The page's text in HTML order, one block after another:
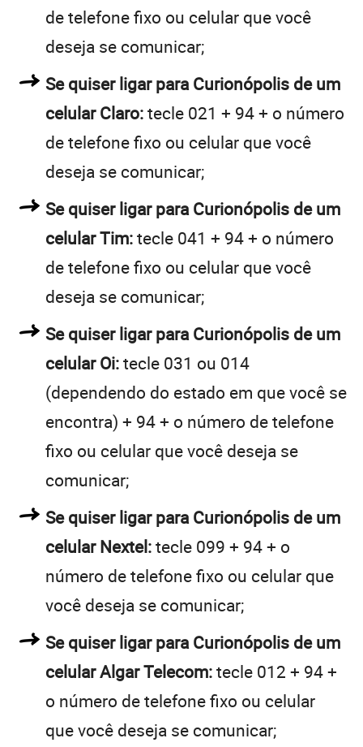
de telefone fixo ou celular que você
deseja se comunicar;
Se quiser ligar para Curionópolis de um
celular Claro:tecle 021 + 94 + o número
de telefone fixo ou celular que você
deseja se comunicar;
Se quiser ligar para Curionópolis de um
celular Tim:tecle 041 + 94 + o número
de telefone fixo ou celular que você
deseja se comunicar;
Se quiser ligar para Curionópolis de um
celular Oi:tecle 031 ou 014
(dependendo do estado em que você se
encontra) + 94 + o número de telefone
fixo ou celular que você deseja se
comunicar;
Se quiser ligar para Curionópolis de um
celular Nextel:tecle 099 + 94 + o
número de telefone fixo ou celular que
você deseja se comunicar;
Se quiser ligar para Curionópolis de um
celular Algar Telecom:tecle 012 + 94 +
o número de telefone fixo ou celular
que você deseja se comunicar;